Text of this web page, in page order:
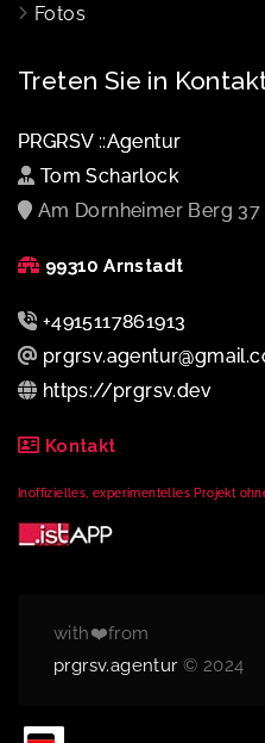
Fotos
Treten Sie in
PRGRSV ::Agentur
Tom Scharlock
Am Dornheimer Berg 37
99310 Arnstadt
+4915117861913
https://prgrsv.dev
Kontakt
Inoffizielles, experimentelles Projekt
with❤️from
prgrsv.agentur © 2024